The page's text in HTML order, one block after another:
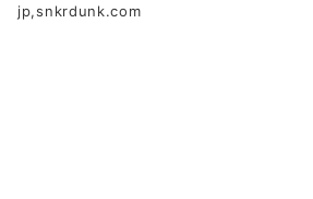
白い部分です。相場変動の大き
jp,snkrdunk.com